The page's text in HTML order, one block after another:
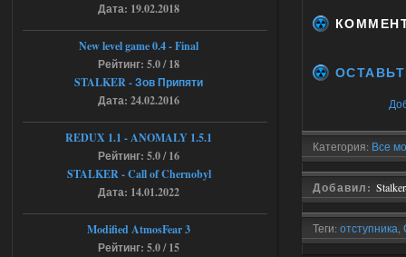
Категория: Все
Добавил:
Теги: отступника
Доступно только для пользователей
04.08.2026
Объединенный Пак 2 + OGSR +
STCoP WP 3.4
andreyforest1993
там есть опция расшириные
анимации нпс, я поставил
галочку но толку ноль, ни каких
анимаций нет, может это что-то другое,
не известно, больше нет ни каких таких
кнопок по поводу анимаций
Дата: 19.02.2018
New level game 0.4 - Final
Рейтинг: 5.0 / 18
STALKER - Зов Припяти
Дата: 24.02.2016
REDUX 1.1​​​​​​​ - ANOMALY 1.5.1
Рейтинг: 5.0 / 16
STALKER - Call of Chernobyl
Дата: 14.01.2022
Modified AtmosFear 3
Рейтинг: 5.0 / 15